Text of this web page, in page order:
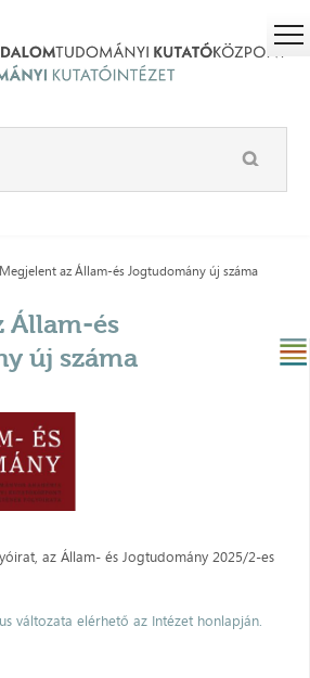
Megjelent az Állam-és Jogtudomány új száma
Állam-és
új száma
az Állam- és Jogtudomány 2025/2-es
változata elérhető az Intézet honlapján.